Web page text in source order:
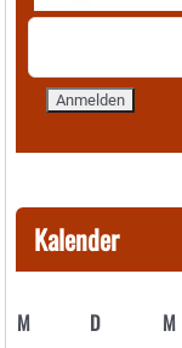
Kalender
M D M